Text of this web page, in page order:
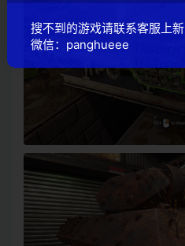
搜不到的游戏请联系客服上新
微信：panghueee